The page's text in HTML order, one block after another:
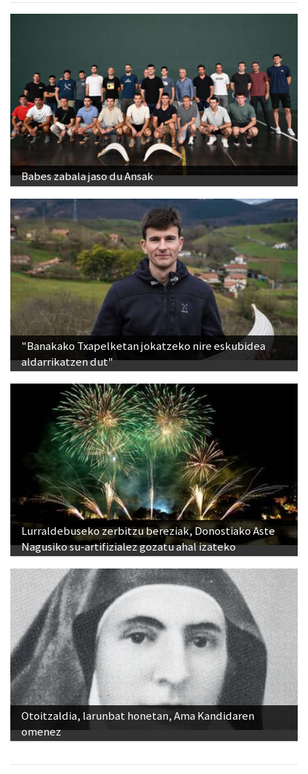
Babes zabala jaso du Ansak
"Banakako Txapelketan jokatzeko nire eskubidea
aldarrikatzen dut"
Lurraldebuseko zerbitzu bereziak, Donostiako Aste
Nagusiko su-artifizialez gozatu ahal izateko
Otoitzaldia, larunbat honetan, Ama Kandidaren
omenez